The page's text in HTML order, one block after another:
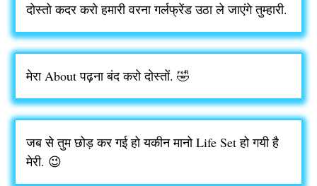
दोस्तो कदर करो हमारी वरना गर्लफ्रेंड उठा ले जाएंगे तुम्हारी.
मेरा About पढ़ना बंद करो दोस्तों. 🤣
जब से तुम छोड़ कर गई हो यकीन मानो Life Set हो गयी है
मेरी. 😉